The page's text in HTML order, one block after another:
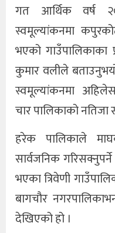
गत आर्थिक वर्ष
स्वमूल्यांकनमा
भएको
कुमार वलीले
स्वमूल्यांकनमा
चार पालिकाको
हरेक पालिकाले
सार्वजनिक
भएका त्रिवेणी
बागचौर
देखिएको हो ।